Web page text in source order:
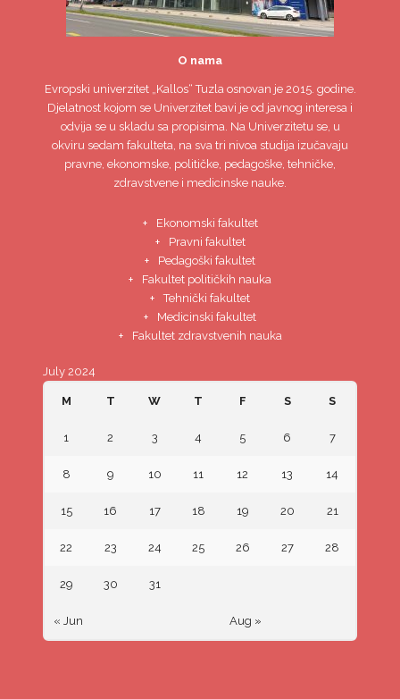
O nama
Evropski univerzitet„Kallos“ Tuzla osnovan je 2015. godine.
Djelatnost kojom se Univerzitet bavi je od javnog interesa i
odvija se u skladu sa propisima. Na Univerzitetu se, u
okviru sedam fakulteta, na sva tri nivoa studija izučavaju
pravne, ekonomske, političke, pedagoške, tehničke,
zdravstvene i medicinske nauke.
Ekonomski fakultet
Pravni fakultet
Pedagoški fakultet
Fakultet političkih nauka
Tehnički fakultet
Medicinski fakultet
Fakultet zdravstvenih nauka
July 2024
M T W T F S S
« Jun Aug »
1 2 3 4 5 6 7
8 9 10 11 12 13 14
15 16 17 18 19 20 21
22 23 24 25 26 27 28
29 30 31